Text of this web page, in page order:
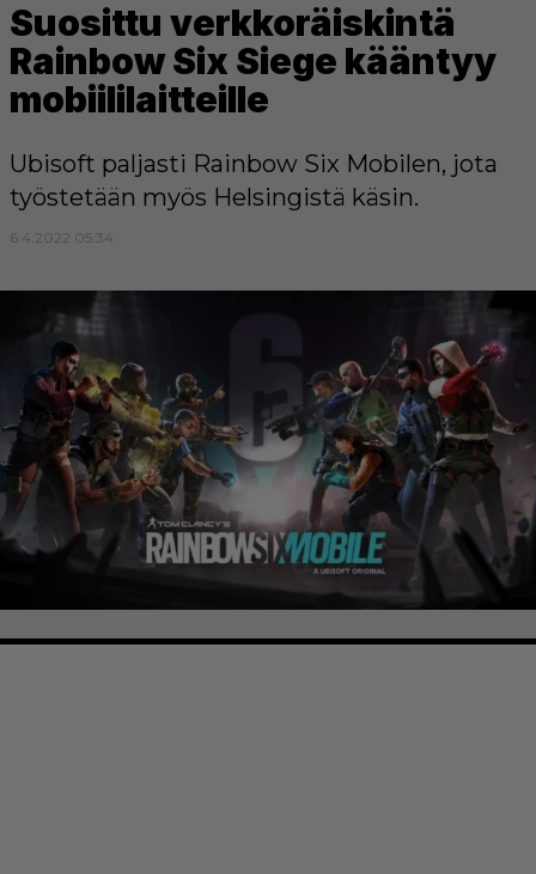
Suosittu verkkoräiskintä
Rainbow Six Siege kääntyy
mobiililaitteille
Ubisoft paljasti Rainbow Six Mobilen, jota
työstetään myös Helsingistä käsin.
6.4.2022 05:34